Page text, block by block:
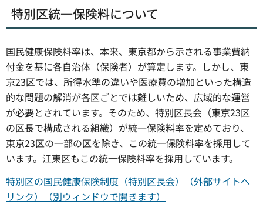
特別区統一保険料について
国民健康保険料率は、本来、東京都から示される事業費納
付金を基に各自治体（保険者）が算定します。しかし、東
京23区では、所得水準の違いや医療費の増加といった構造
的な問題の解消が各区ごとでは難しいため、広域的な運営
が必要とされています。そのため、特別区長会（東京23区
の区長で構成される組織）が統一保険料率を定めており、
東京23区の一部の区を除き、この統一保険料率を採用して
います。江東区もこの統一保険料率を採用しています。
特別区の国民健康保険制度（特別区長会）（外部サイトへ
リンク）（別ウィンドウで開きます）